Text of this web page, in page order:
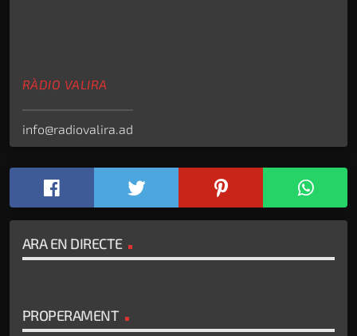
RÀDIO VALIRA
info@radiovalira.ad
ARA EN DIRECTE
PROPERAMENT